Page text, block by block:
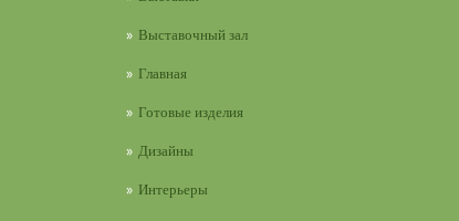
Выставочный зал
Главная
Готовые изделия
Дизайны
Интерьеры